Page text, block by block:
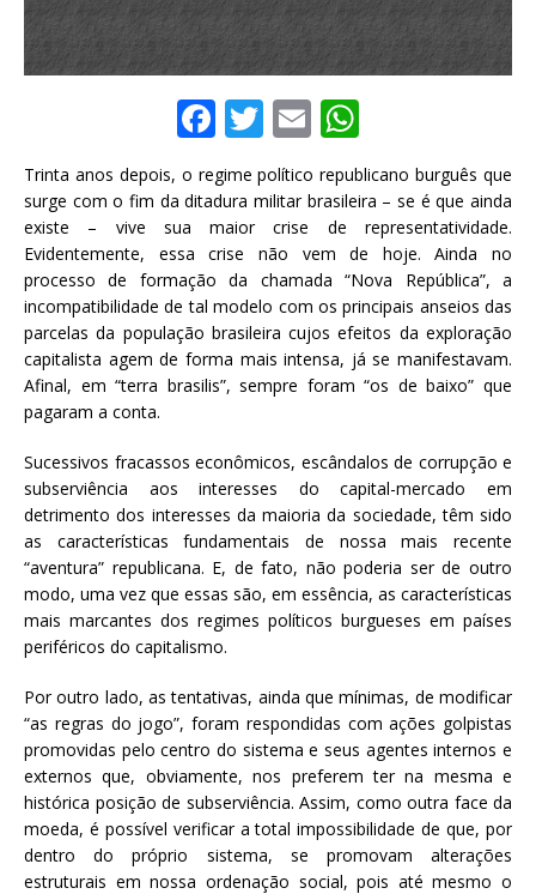
F
a
c
e
b
o
o
k
T
w
it
te
r
E
ai
l
h
at
s
A
p
p
Trinta anos depois, o regime político republicano burguês que
surge com o fim da ditadura militar brasileira – se é que ainda
existe – vive sua maior crise de representatividade.
Evidentemente, essa crise não vem de hoje. Ainda no
processo de formação da chamada “Nova República”, a
incompatibilidade de tal modelo com os principais anseios das
parcelas da população brasileira cujos efeitos da exploração
capitalista agem de forma mais intensa, já se manifestavam.
Afinal, em “terra brasilis”, sempre foram “os de baixo” que
pagaram a conta.
Sucessivos fracassos econômicos, escândalos de corrupção e
subserviência aos interesses do capital-mercado em
detrimento dos interesses da maioria da sociedade, têm sido
as características fundamentais de nossa mais recente
“aventura” republicana. E, de fato, não poderia ser de outro
modo, uma vez que essas são, em essência, as características
mais marcantes dos regimes políticos burgueses em países
periféricos do capitalismo.
Por outro lado, as tentativas, ainda que mínimas, de modificar
“as regras do jogo”, foram respondidas com ações golpistas
promovidas pelo centro do sistema e seus agentes internos e
externos que, obviamente, nos preferem ter na mesma e
histórica posição de subserviência. Assim, como outra face da
moeda, é possível verificar a total impossibilidade de que, por
dentro do próprio sistema, se promovam alterações
estruturais em nossa ordenação social, pois até mesmo o